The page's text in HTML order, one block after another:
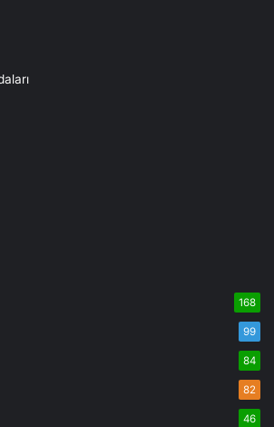
168
99
84
82
46